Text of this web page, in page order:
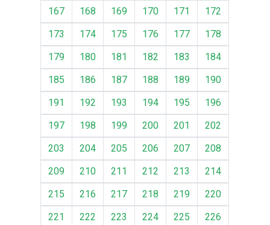
167
168 169 170 171
172
173
174 175 176 177
178
179
180 181 182 183
184
185
186 187 188 189
190
191
192 193 194 195
196
197
198 199 200 201
202
203
204 205 206 207
208
209
210 211 212 213
214
215
216 217 218 219
220
221
222 223 224 225
226